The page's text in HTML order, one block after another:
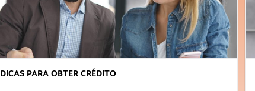
DICAS PARA OBTER CRÉDITO